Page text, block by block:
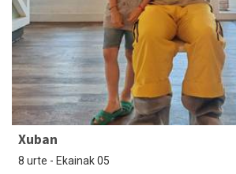
Xuban
8 urte - Ekainak 05